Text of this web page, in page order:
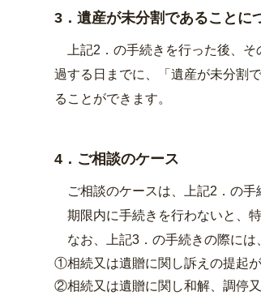
3．遺産が未分割であることに
上記2．の手続きを行った後、そ
過する日までに、「遺産が未分割
ることができます。
4．ご相談のケース
ご相談のケースは、上記2．の手
期限内に手続きを行わないと、
なお、上記3．の手続きの際には
①相続又は遺贈に関し訴えの提起
②相続又は遺贈に関し和解、調停